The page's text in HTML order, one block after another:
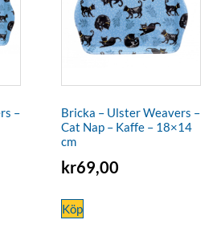
–
Bricka – Ulster Weavers –
Cat Nap – Kaffe – 18×14
cm
kr69,00
Köp